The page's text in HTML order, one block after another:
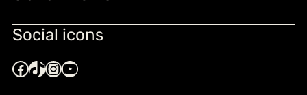
Social icons
Facebook TikTok InstagramYouTube